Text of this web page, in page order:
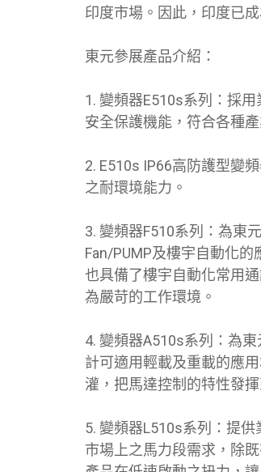
印度市場。因此，印度已
東元參展產品介紹：
1. 變頻器E510s系列：採
安全保護機能，符合各種產
2. E510s IP66高防護型變
之耐環境能力。
3. 變頻器F510系列：為東
Fan/PUMP及樓宇自動化
也具備了樓宇自動化常用
為嚴苛的工作環境。
4. 變頻器A510s系列：為
計可適用輕載及重載的應
灌，把馬達控制的特性發揮
5. 變頻器L510s系列：提
市場上之馬力段需求，除